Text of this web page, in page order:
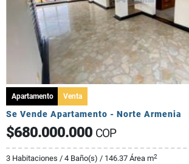
Apartamento Venta
Se Vende Apartamento - Norte Armenia
$680.000.000 COP
3 Habitaciones / 4 Baño(s) / 146.37 Área m2